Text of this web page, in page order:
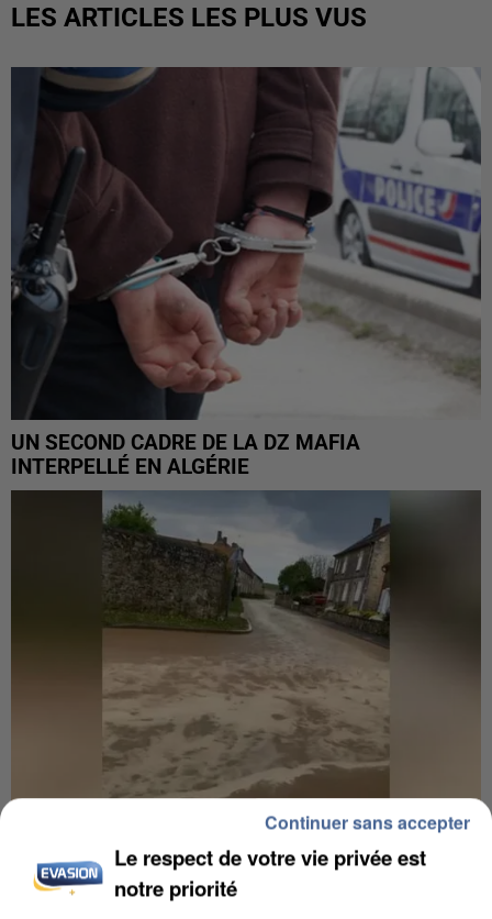
LES ARTICLES LES PLUS VUS
UN SECOND CADRE DE LA DZ MAFIA
INTERPELLÉ EN ALGÉRIE
UNE TOURISTE DE L’OISE EMPORTÉE PAR UNE
COULÉE DE BOUE EN HAUTE-SAVOIE
Le respect de votre vie privée est
notre priorité
Continuer sans accepter